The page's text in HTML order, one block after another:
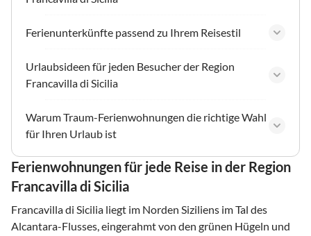
Ferienunterkünfte passend zu Ihrem Reisestil
Urlaubsideen für jeden Besucher der Region
Francavilla di Sicilia
Warum Traum-Ferienwohnungen die richtige Wahl
für Ihren Urlaub ist
Ferienwohnungen für jede Reise in der Region
Francavilla di Sicilia
Francavilla di Sicilia liegt im Norden Siziliens im Tal des
Alcantara-Flusses, eingerahmt von den grünen Hügeln und